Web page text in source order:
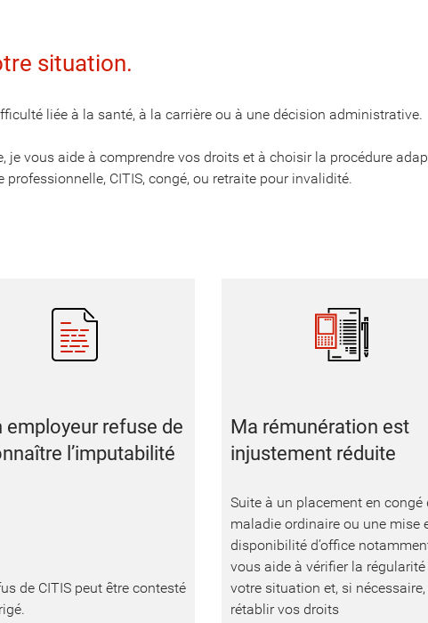
situation.
liée à la santé, à la carrière ou à une décision administrative.
je vous aide à comprendre vos droits et à choisir la procédure
CITIS, congé, ou retraite pour invalidité.
employeur refuse de
l’imputabilité
de CITIS peut être contesté
Ma rémunération est
injustement réduite
Suite à un placement en congé
maladie ordinaire ou une mise
disponibilité d’office
vous aide à vérifier la régularité
votre situation et, si nécessaire,
rétablir vos droits